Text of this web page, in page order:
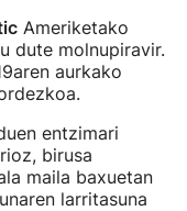
Ameriketako
dute molnupiravir.
aurkako
entzimari
birusa
maila baxuetan
larritasuna